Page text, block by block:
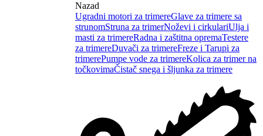
Nazad
Ugradni motori za trimereGlave za trimere sa
strunomStruna za trimerNoževi i cirkulariUlja i
masti za trimereRadna i zaštitna opremaTestere
za trimereDuvači za trimereFreze i Tarupi za
trimerePumpe vode za trimereKolica za trimer na
točkovimaČistač snega i šljunka za trimere